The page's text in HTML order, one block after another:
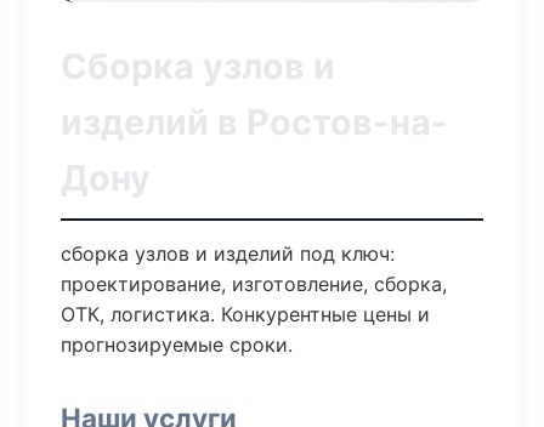
Сборка узлов и
изделий в Ростов-на-
Дону
сборка узлов и изделий под ключ:
проектирование, изготовление, сборка,
ОТК, логистика. Конкурентные цены и
прогнозируемые сроки.
Наши услуги